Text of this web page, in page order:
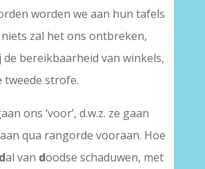
worden we aan hun tafels
zal het ons ontbreken,
de bereikbaarheid van winkels,
tweede strofe.
ons ‘voor’, d.w.z. ze gaan
qua rangorde vooraan. Hoe
dal van doodse schaduwen, met